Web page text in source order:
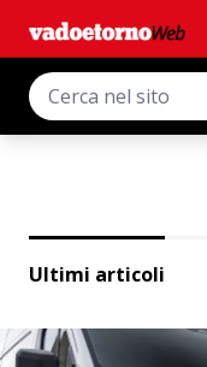
Ultimi articoli